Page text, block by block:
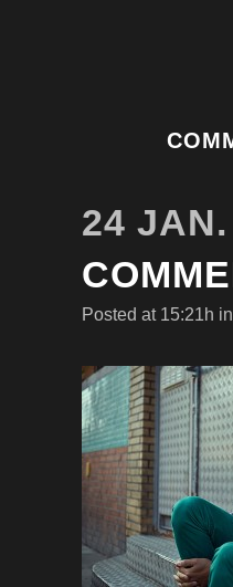
24 JAN.
Posted at 15:21h in